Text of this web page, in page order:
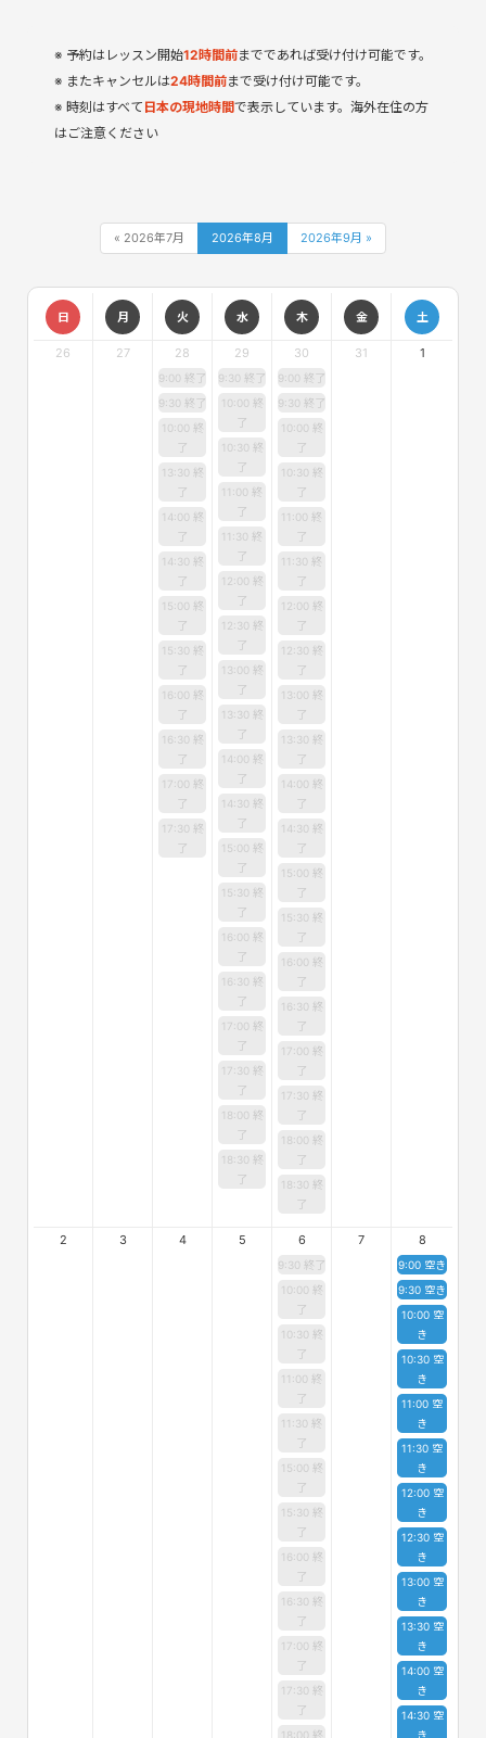
予約はレッスン開始12時間前までであれば受け付け可能です。
またキャンセルは24時間前まで受け付け可能です。
時刻はすべて 日本の現地時間で表示しています。海外在住の方
はご注意ください
« 2026年7月 2026年8月 2026年9月 »
日 月 火 水 木 金 土
26 27 28
9:00 終了
9:30 終了
10:00 終
了
13:30 終
了
14:00 終
了
14:30 終
了
15:00 終
了
15:30 終
了
16:00 終
了
16:30 終
了
17:00 終
了
17:30 終
了
29
9:30 終了
10:00 終
了
10:30 終
了
11:00 終
了
11:30 終
了
12:00 終
了
12:30 終
了
13:00 終
了
13:30 終
了
14:00 終
了
14:30 終
了
15:00 終
了
15:30 終
了
16:00 終
了
16:30 終
了
17:00 終
了
17:30 終
了
18:00 終
了
18:30 終
了
30
9:00 終了
9:30 終了
10:00 終
了
10:30 終
了
11:00 終
了
11:30 終
了
12:00 終
了
12:30 終
了
13:00 終
了
13:30 終
了
14:00 終
了
14:30 終
了
15:00 終
了
15:30 終
了
16:00 終
了
16:30 終
了
17:00 終
了
17:30 終
了
18:00 終
了
18:30 終
了
31 1
2 3 4 5 6
9:30 終了
10:00 終
了
10:30 終
了
11:00 終
了
11:30 終
了
15:00 終
了
15:30 終
了
16:00 終
了
16:30 終
了
17:00 終
了
17:30 終
了
18:00 終
7 8
9:00 空き
9:30 空き
10:00 空
き
10:30 空
き
11:00 空
き
11:30 空
き
12:00 空
き
12:30 空
き
13:00 空
き
13:30 空
き
14:00 空
き
14:30 空
き